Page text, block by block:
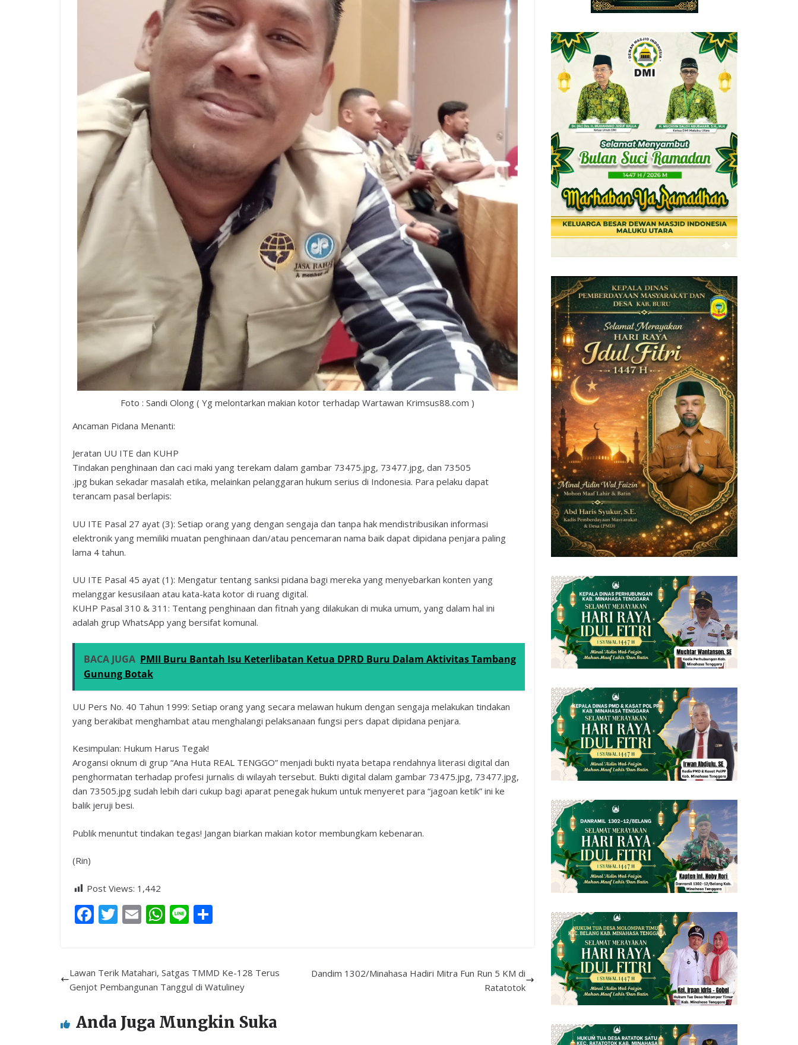
Foto : Sandi Olong ( Yg melontarkan makian kotor terhadap Wartawan Krimsus88.com )
Ancaman Pidana Menanti:
Jeratan UU ITE dan KUHP
Tindakan penghinaan dan caci maki yang terekam dalam gambar 73475.jpg, 73477.jpg, dan 73505
.jpg bukan sekadar masalah etika, melainkan pelanggaran hukum serius di Indonesia. Para pelaku dapat
terancam pasal berlapis:
UU ITE Pasal 27 ayat (3): Setiap orang yang dengan sengaja dan tanpa hak mendistribusikan informasi
elektronik yang memiliki muatan penghinaan dan/atau pencemaran nama baik dapat dipidana penjara paling
lama 4 tahun.
UU ITE Pasal 45 ayat (1): Mengatur tentang sanksi pidana bagi mereka yang menyebarkan konten yang
melanggar kesusilaan atau kata-kata kotor di ruang digital.
KUHP Pasal 310 & 311: Tentang penghinaan dan fitnah yang dilakukan di muka umum, yang dalam hal ini
adalah grup WhatsApp yang bersifat komunal.
BACA JUGA PMII Buru Bantah Isu Keterlibatan Ketua DPRD Buru Dalam Aktivitas Tambang
Gunung Botak
UU Pers No. 40 Tahun 1999: Setiap orang yang secara melawan hukum dengan sengaja melakukan tindakan
yang berakibat menghambat atau menghalangi pelaksanaan fungsi pers dapat dipidana penjara.
Kesimpulan: Hukum Harus Tegak!
Arogansi oknum di grup “Ana Huta REAL TENGGO” menjadi bukti nyata betapa rendahnya literasi digital dan
penghormatan terhadap profesi jurnalis di wilayah tersebut. Bukti digital dalam gambar 73475.jpg, 73477.jpg,
dan 73505.jpg sudah lebih dari cukup bagi aparat penegak hukum untuk menyeret para “jagoan ketik” ini ke
balik jeruji besi.
Publik menuntut tindakan tegas! Jangan biarkan makian kotor membungkam kebenaran.
(Rin)
Post Views: 1,442
F
b
o
o
k
T
er
E
l
W
s
A
p
p
Li
e
Lawan Terik Matahari, Satgas TMMD Ke-128 Terus
Genjot Pembangunan Tanggul di Watuliney
Dandim 1302/Minahasa Hadiri Mitra Fun Run 5 KM di
Ratatotok
Anda Juga Mungkin Suka